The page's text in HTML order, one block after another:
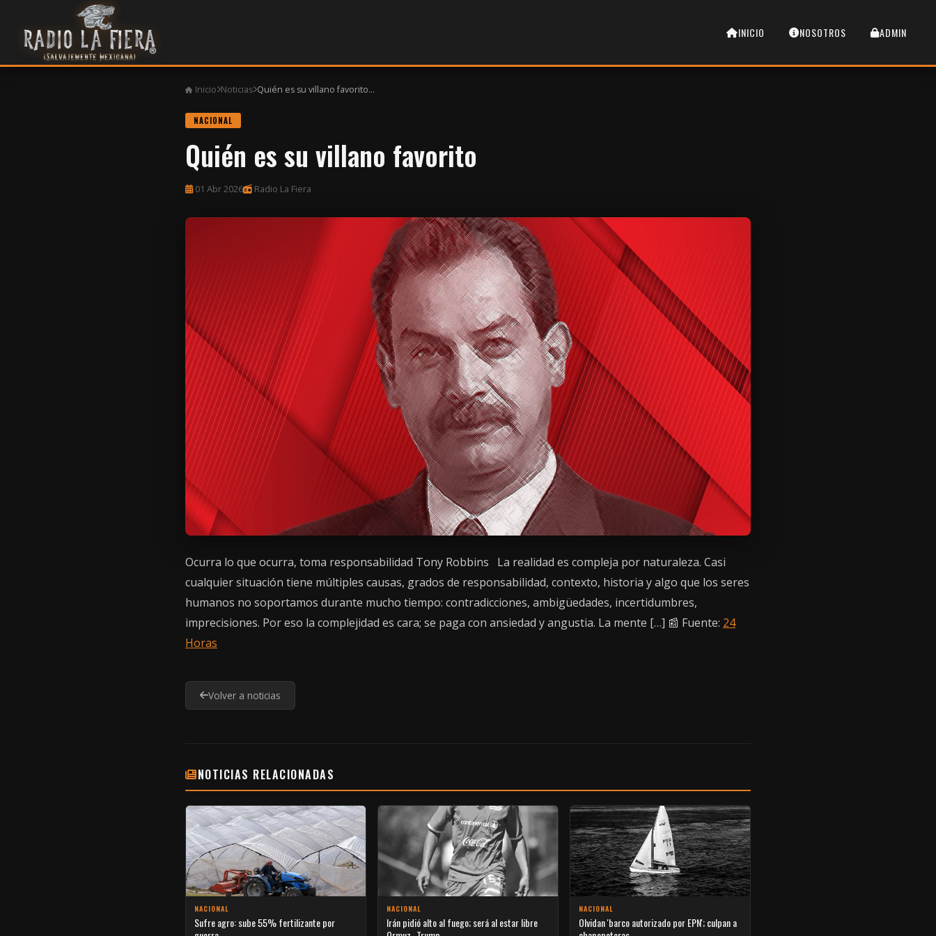
INICIO NOSOTROS ADMIN
Inicio Noticias Quién es su villano favorito...
NACIONAL
Quién es su villano favorito
01 Abr 2026 Radio La Fiera
Ocurra lo que ocurra, toma responsabilidad Tony Robbins La realidad es compleja por naturaleza. Casi
cualquier situación tiene múltiples causas, grados de responsabilidad, contexto, historia y algo que los seres
humanos no soportamos durante mucho tiempo: contradicciones, ambigüedades, incertidumbres,
imprecisiones. Por eso la complejidad es cara; se paga con ansiedad y angustia. La mente […] 📰 Fuente: 24
Horas
Volver a noticias
NOTICIAS RELACIONADAS
NACIONAL
Sufre agro: sube 55% fertilizante por
NACIONAL
Irán pidió alto al fuego; será al estar libre
NACIONAL
Olvidan 'barco autorizado por EPN'; culpan a